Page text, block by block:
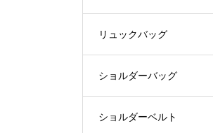
リュックバッグ
ショルダーバッグ
ショルダーベルト